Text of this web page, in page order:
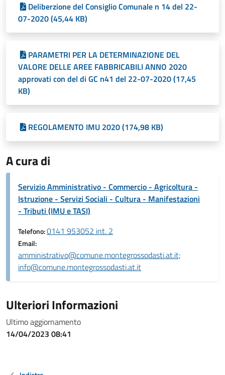
Deliberzione del Consiglio Comunale n 14 del 22-
07-2020 (45,44 KB)
PARAMETRI PER LA DETERMINAZIONE DEL
VALORE DELLE AREE FABBRICABILI ANNO 2020
approvati con del di GC n41 del 22-07-2020 (17,45
KB)
REGOLAMENTO IMU 2020 (174,98 KB)
A cura di
Servizio Amministrativo - Commercio - Agricoltura -
Istruzione - Servizi Sociali - Cultura - Manifestazioni
- Tributi (IMU e TASI)
Telefono:0141 953052 int. 2
Email:
amministrativo@comune.montegrossodasti.at.it;
info@comune.montegrossodasti.at.it
Ulteriori Informazioni
Ultimo aggiornamento
14/04/2023 08:41